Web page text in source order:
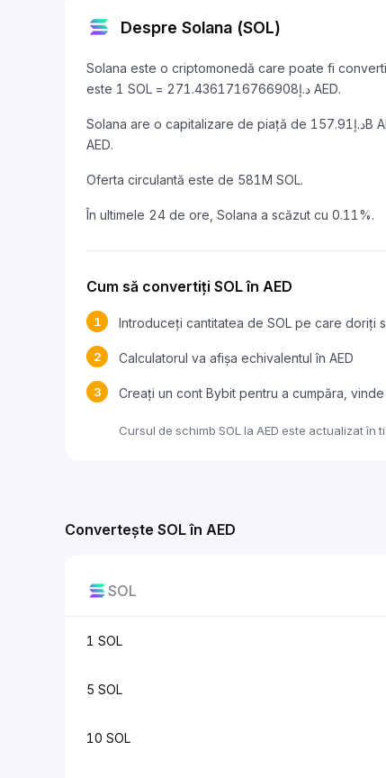
Despre Solana (SOL)
Solana este o criptomonedă care poate fi
este 1 SOL = د.إ271.4361716766908 AED.
Solana are o capitalizare de piață de د.إ157.91B AED și un volum de tranzacționare de 24 de ore de د.إ5.81B
AED.
Oferta circulantă este de 581M SOL.
În ultimele 24 de ore, Solana a scăzut cu 0.11%.
Cum să convertiți SOL în AED
1 Introduceți cantitatea de SOL pe care doriți
2 Calculatorul va afișa echivalentul în AED
3 Creați un cont Bybit pentru a cumpăra,
Cursul de schimb SOL la AED este actualizat în
Convertește SOL în AED
SOL
1 SOL
5 SOL
10 SOL